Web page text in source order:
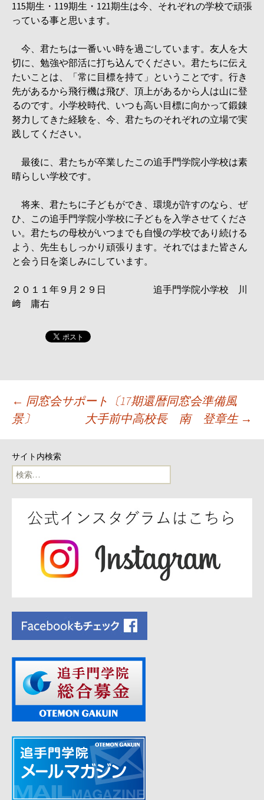
115期生・119期生・121期生は今、それぞれの学校で頑張
っている事と思います。
今、君たちは一番いい時を過ごしています。友人を大
切に、勉強や部活に打ち込んでください。君たちに伝え
たいことは、「常に目標を持て」ということです。行き
先があるから飛行機は飛び、頂上があるから人は山に登
るのです。小学校時代、いつも高い目標に向かって鍛錬
努力してきた経験を、今、君たちのそれぞれの立場で実
践してください。
最後に、君たちが卒業したこの追手門学院小学校は素
晴らしい学校です。
将来、君たちに子どもができ、環境が許すのなら、ぜ
ひ、この追手門学院小学校に子どもを入学させてくださ
い。君たちの母校がいつまでも自慢の学校であり続ける
よう、先生もしっかり頑張ります。それではまた皆さん
と会う日を楽しみにしています。
２０１１年９月２９日 追手門学院小学校 川
﨑 庸右
投
稿
ナ
ビ
ン
← 同窓会サポート〔17期還暦同窓会準備風
景〕
大手前中高校長 南 登章生 →
サイト内検索
検
索: